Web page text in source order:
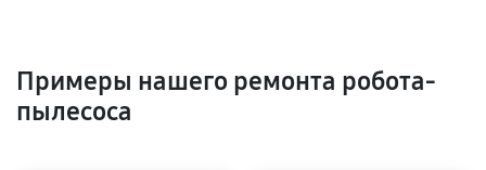
Примеры нашего ремонта робота-
пылесоса